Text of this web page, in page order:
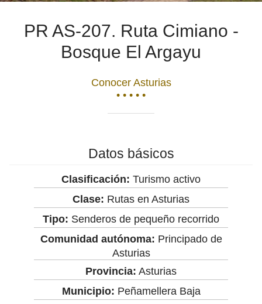
PR AS-207. Ruta Cimiano -
Bosque El Argayu
Conocer Asturias
• • • • •
Datos básicos
Clasificación: Turismo activo
Clase: Rutas en Asturias
Tipo: Senderos de pequeño recorrido
Comunidad autónoma: Principado de
Asturias
Provincia: Asturias
Municipio: Peñamellera Baja